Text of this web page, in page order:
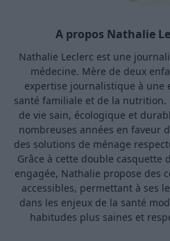
A propos Nathalie
Nathalie Leclerc est une
médecine. Mère de deux
expertise journalistique à une
santé familiale et de la nutrition.
de vie sain, écologique et
nombreuses années en faveur
des solutions de ménage
Grâce à cette double casquette
engagée, Nathalie propose des
accessibles, permettant à ses
dans les enjeux de la santé
habitudes plus saines et